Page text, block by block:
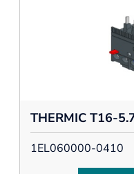
THERMIC T16-
1EL060000-0410